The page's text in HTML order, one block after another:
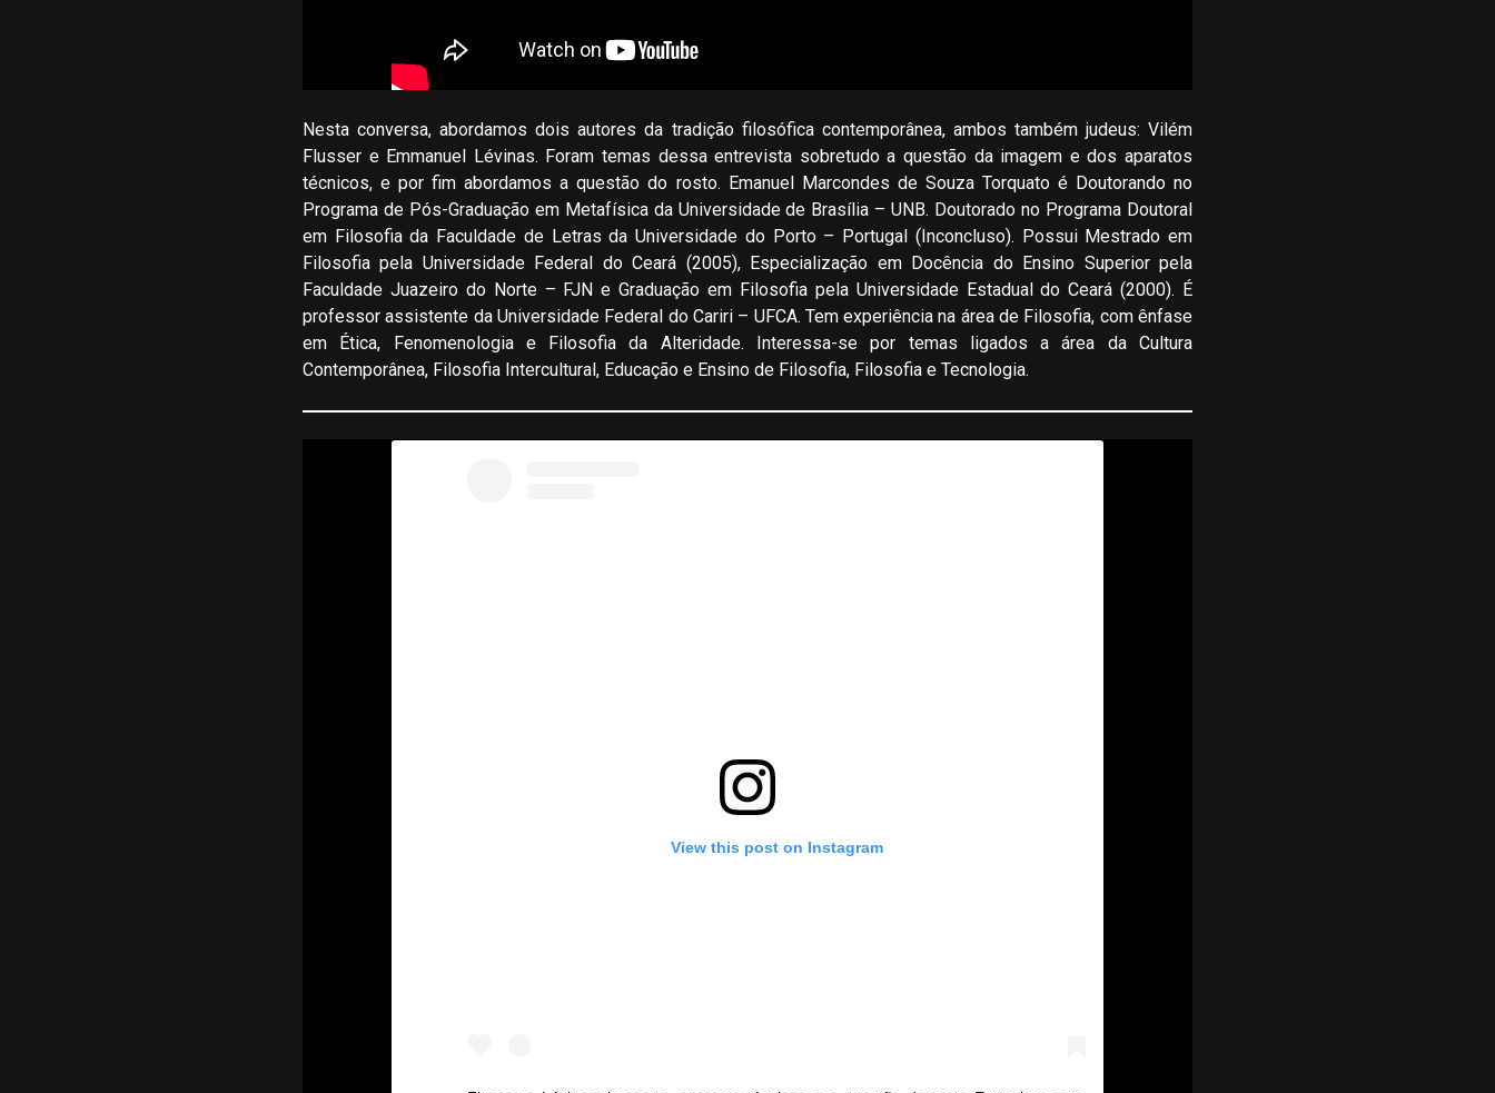
Nesta conversa, abordamos dois autores da tradição filosófica contemporânea, ambos também judeus: Vilém
Flusser e Emmanuel Lévinas. Foram temas dessa entrevista sobretudo a questão da imagem e dos aparatos
técnicos, e por fim abordamos a questão do rosto. Emanuel Marcondes de Souza Torquato é Doutorando no
Programa de Pós-Graduação em Metafísica da Universidade de Brasília – UNB. Doutorado no Programa Doutoral
em Filosofia da Faculdade de Letras da Universidade do Porto – Portugal (Inconcluso). Possui Mestrado em
Filosofia pela Universidade Federal do Ceará (2005), Especialização em Docência do Ensino Superior pela
Faculdade Juazeiro do Norte – FJN e Graduação em Filosofia pela Universidade Estadual do Ceará (2000). É
professor assistente da Universidade Federal do Cariri – UFCA. Tem experiência na área de Filosofia, com ênfase
em Ética, Fenomenologia e Filosofia da Alteridade. Interessa-se por temas ligados a área da Cultura
Contemporânea, Filosofia Intercultural, Educação e Ensino de Filosofia, Filosofia e Tecnologia.
View this post on Instagram